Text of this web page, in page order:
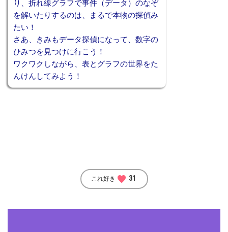
り、折れ線グラフで事件（データ）のなぞ
を解いたりするのは、まるで本物の探偵み
たい！
さあ、きみもデータ探偵になって、数字の
ひみつを見つけに行こう！
ワクワクしながら、表とグラフの世界をた
んけんしてみよう！
これ好き favorite 31